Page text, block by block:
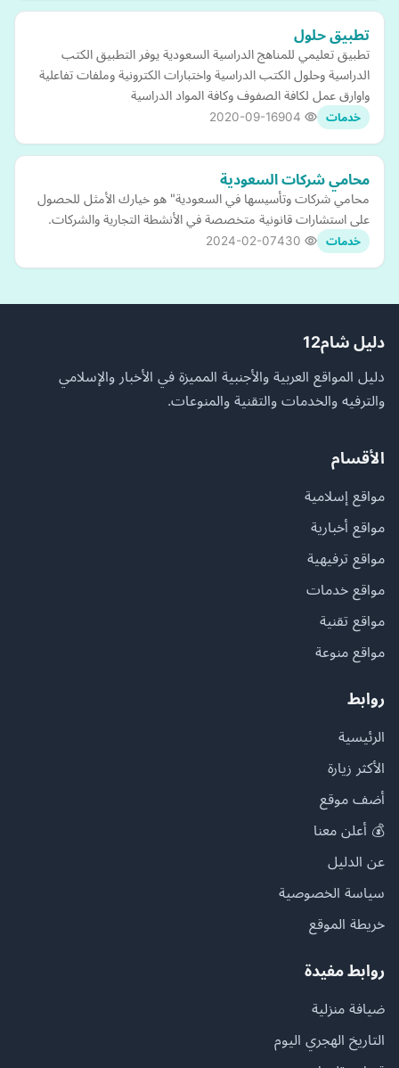
تطبيق حلول
تطبيق تعليمي للمناهج الدراسية السعودية يوفر التطبيق الكتب
الدراسية وحلول الكتب الدراسية واختبارات الكترونية وملفات تفاعلية
واوارق عمل لكافة الصفوف وكافة المواد الدراسية
خدمات 2020-09-16
محامي شركات السعودية
محامي شركات وتأسيسها في السعودية" هو خيارك الأمثل للحصول
على استشارات قانونية متخصصة في الأنشطة التجارية والشركات.
خدمات 2024-02-07
دليل شام12
دليل المواقع العربية والأجنبية المميزة في الأخبار والإسلامي
والترفيه والخدمات والتقنية والمنوعات.
الأقسام
مواقع إسلامية
مواقع أخبارية
مواقع ترفيهية
مواقع خدمات
مواقع تقنية
مواقع منوعة
روابط
الرئيسية
الأكثر زيارة
أضف موقع
💰 أعلن معنا
عن الدليل
سياسة الخصوصية
خريطة الموقع
روابط مفيدة
ضيافة منزلية
التاريخ الهجري اليوم